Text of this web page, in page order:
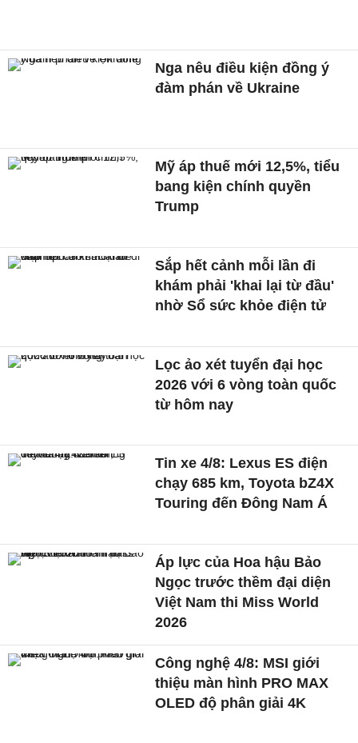
Nga nêu điều kiện đồng ý
đàm phán về Ukraine
Mỹ áp thuế mới 12,5%, tiểu
bang kiện chính quyền
Trump
Sắp hết cảnh mỗi lần đi
khám phải 'khai lại từ đầu'
nhờ Sổ sức khỏe điện tử
Lọc ảo xét tuyển đại học
2026 với 6 vòng toàn quốc
từ hôm nay
Tin xe 4/8: Lexus ES điện
chạy 685 km, Toyota bZ4X
Touring đến Đông Nam Á
Áp lực của Hoa hậu Bảo
Ngọc trước thềm đại diện
Việt Nam thi Miss World
2026
Công nghệ 4/8: MSI giới
thiệu màn hình PRO MAX
OLED độ phân giải 4K